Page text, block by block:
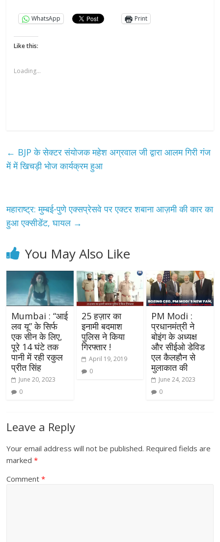
WhatsApp Print
Like this:
Loading...
← BJP के सेक्टर संयोजक महेश अग्रवाल जी द्वारा आलम गिरी गंज
में में खिचड़ी भोज कार्यक्रम हुआ
महाराष्ट्र: मुम्बई-पुणे एक्सप्रेसवे पर एक्टर शबाना आज़मी की कार का
हुआ एक्सीडेंट, घायल →
You May Also Like
Mumbai : “आई
लव यू” के सिर्फ
एक सीन के लिए,
पूरे 14 घंटे तक
पानी में रही रकुल
प्रीत सिंह
June 20, 2023
0
25 हज़ार का
इनामी बदमाश
पुलिस ने किया
गिरफ्तार !
April 19, 2019
0
PM Modi :
प्रधानमंत्री ने
बोइंग के अध्यक्ष
और सीईओ डेविड
एल कैलहौन से
मुलाकात की
June 24, 2023
0
Leave a Reply
Your email address will not be published. Required fields are
marked*
Comment*